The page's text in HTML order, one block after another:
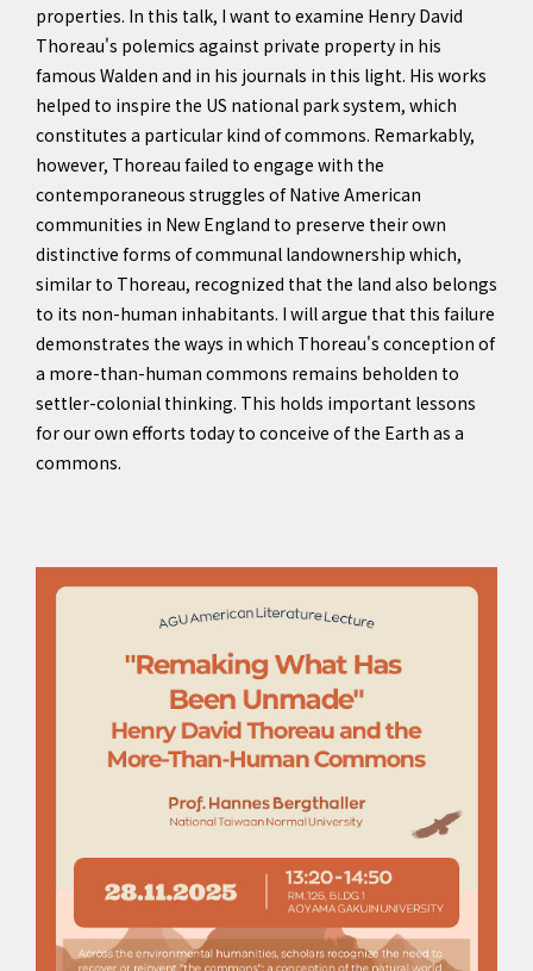
properties. In this talk, I want to examine Henry David
Thoreau's polemics against private property in his
famous Walden and in his journals in this light. His works
helped to inspire the US national park system, which
constitutes a particular kind of commons. Remarkably,
however, Thoreau failed to engage with the
contemporaneous struggles of Native American
communities in New England to preserve their own
distinctive forms of communal landownership which,
similar to Thoreau, recognized that the land also belongs
to its non-human inhabitants. I will argue that this failure
demonstrates the ways in which Thoreau's conception of
a more-than-human commons remains beholden to
settler-colonial thinking. This holds important lessons
for our own efforts today to conceive of the Earth as a
commons.